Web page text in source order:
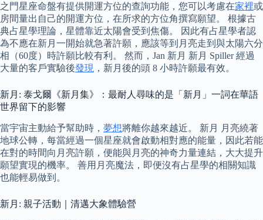
之門星座命盤有提供開運方位的查詢功能，您可以考慮在家裡或
房間量出自己的開運方位，在所求的方位角撰寫願望。 根據古
典占星學理論，星體靠近太陽會受到焦傷。 因此有占星學者認
為不應在新月一開始就急著許願，應該等到月亮走到與太陽六分
相（60度）時許願比較有利。 然而，Jan 新月 新月 Spiller 經過
大量的客戶實驗後發現 ，新月後的頭 8 小時許願最有效。
新月: 泰戈爾《新月集》：最耐人尋味的是「新月」一詞在華語
世界留下的影響
當宇宙主動給予幫助時， 夢想將離你越來越近。 新月 月亮繞著
地球公轉，每當經過一個星座就會啟動相對應的能量，因此若能
在對的時間向月亮許願，便能與月亮的神奇力量連結，大大提升
願望實現的機率。 善用月亮魔法，即便沒有占星學的相關知識
也能輕易做到。
新月: 親子活動｜清邁大象體驗營